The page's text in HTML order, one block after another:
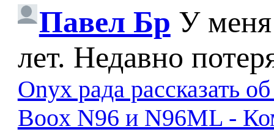
Павел Бр У меня
лет. Недавно
Onyx рада рассказать
Boox N96 и N96ML -